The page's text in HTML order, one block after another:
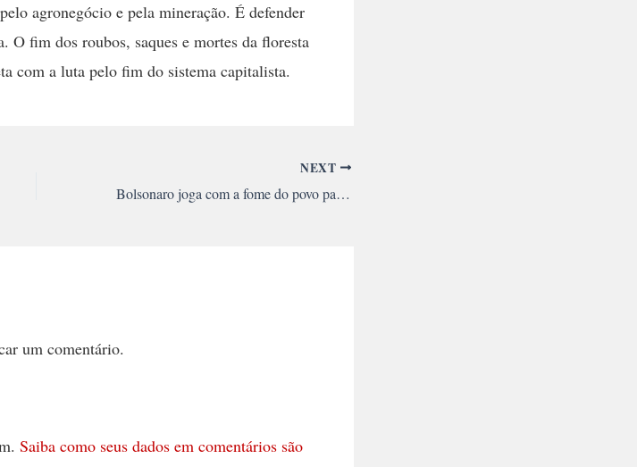
agronegócio e pela mineração. É defender
O fim dos roubos, saques e mortes da floresta
com a luta pelo fim do sistema capitalista.
NEXT
Bolsonaro joga com a fome do povo para barrar quarentena
um comentário.
Saiba como seus dados em comentários são